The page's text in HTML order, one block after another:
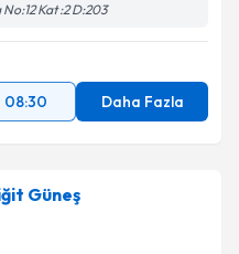
Kat :2 D:203
08:30 Daha Fazla
Güneş